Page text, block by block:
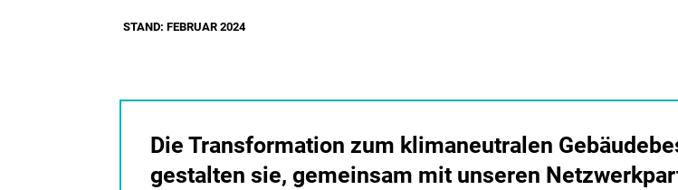
STAND: FEBRUAR 2024
Die Transformation zum klimaneutralen
gestalten sie, gemeinsam mit unseren